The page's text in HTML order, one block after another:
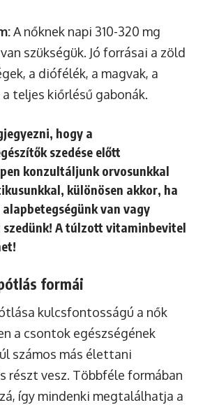
A nőknek napi 310-320 mg
szükségük. Jó forrásai a zöld
a diófélék, a magvak, a
a teljes kiőrlésű gabonák.
hogy a
szedése előtt
konzultáljunk orvosunkkal
különösen akkor, ha
van vagy
szedünk! A túlzott vitaminbevitel
formái
kulcsfontosságú a nők
a csontok egészségének
számos más élettani
részt vesz. Többféle formában
így mindenki megtalálhatja a